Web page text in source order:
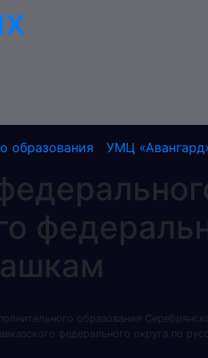
образования
УМЦ
образования
федерального округа по